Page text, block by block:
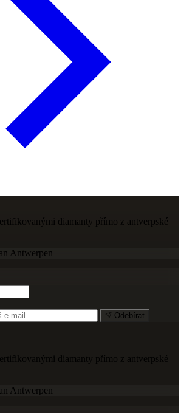
diamanty přímo z antverpské
Antwerpen
Odebírat
diamanty přímo z antverpské
Antwerpen